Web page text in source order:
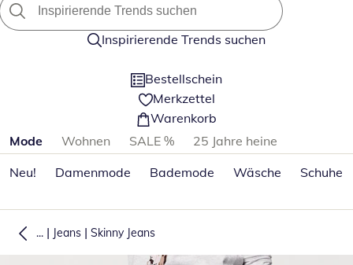
Inspirierende Trends suchen
Bestellschein
Merkzettel
Warenkorb
Produktkategorien überspringen
Mode Wohnen SALE %
25 Jahre heine
Neu!
Damenmode Bademode Wäsche Schuhe
... | Jeans | Skinny Jeans